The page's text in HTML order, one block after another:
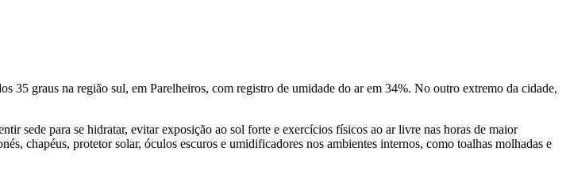
35 graus na região sul, em Parelheiros, com registro de umidade do ar em 34%. No outro extremo da cidade,
sede para se hidratar, evitar exposição ao sol forte e exercícios físicos ao ar livre nas horas de maior
chapéus, protetor solar, óculos escuros e umidificadores nos ambientes internos, como toalhas molhadas e